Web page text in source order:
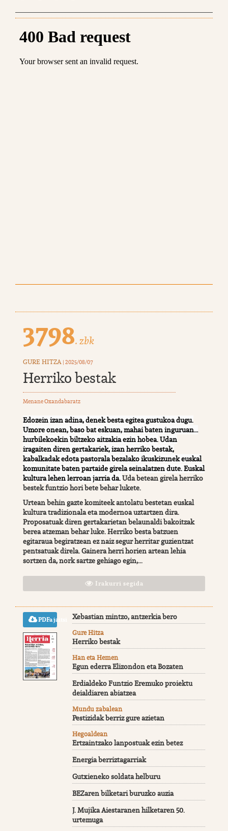
3798. zbk
GURE HITZA | 2025/08/07
Herriko bestak
Menane Oxandabaratz
Edozein izan adina, denek besta egitea gustukoa dugu.
Umore onean, baso bat eskuan, mahai baten inguruan…
hurbilekoekin biltzeko aitzakia ezin hobea.Udan
iragaiten diren gertakariek, izan herriko bestak,
kabalkadak edota pastorala bezalako ikuskizunek euskal
komunitate baten partaide girela seinalatzen dute. Euskal
kultura lehen lerroan jarria da.Uda betean girela herriko
bestek funtzio hori bete behar lukete.
Urtean behin gazte komiteek antolatu bestetan euskal
kultura tradizionala eta modernoa uztartzen dira.
Proposatuak diren gertakarietan belaunaldi bakoitzak
berea atzeman behar luke. Herriko besta batzuen
egitaraua begiratzean ez naiz segur herritar guzientzat
pentsatuak direla. Gainera herri horien artean lehia
sortzen da, nork sartze gehiago egin,...
Irakurri segida
PDFa jaitsi Xebastian mintzo, antzerkia bero
Gure Hitza
Herriko bestak
Han eta Hemen
Egun ederra Elizondon eta Bozaten
Erdialdeko Funtzio Eremuko proiektu
deialdiaren abiatzea
Mundu zabalean
Pestizidak berriz gure azietan
Hegoaldean
Ertzaintzako lanpostuak ezin betez
Energia berriztagarriak
Gutxieneko soldata helburu
BEZaren bilketari buruzko auzia
J. Mujika Aiestaranen hilketaren 50.
urtemuga